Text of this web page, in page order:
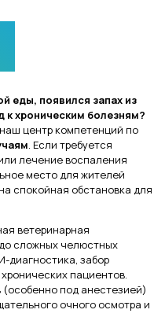
еды, появился запах из
к хроническим болезням?
центр компетенций по
. Если требуется
лечение воспаления
место для жителей
спокойная обстановка для
ветеринарная
сложных челюстных
диагностика, забор
пациентов.
под анестезией)
очного осмотра и